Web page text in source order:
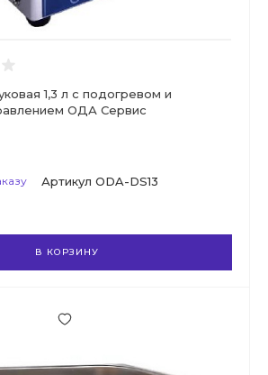
1,3 л с подогревом и
ОДА Сервис
Артикул ODA-DS13
В КОРЗИНУ